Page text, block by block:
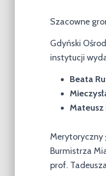
Szacowne
Gdyński
instytucji
Beata
Mateusz
Merytoryczny
Burmistrza
prof.